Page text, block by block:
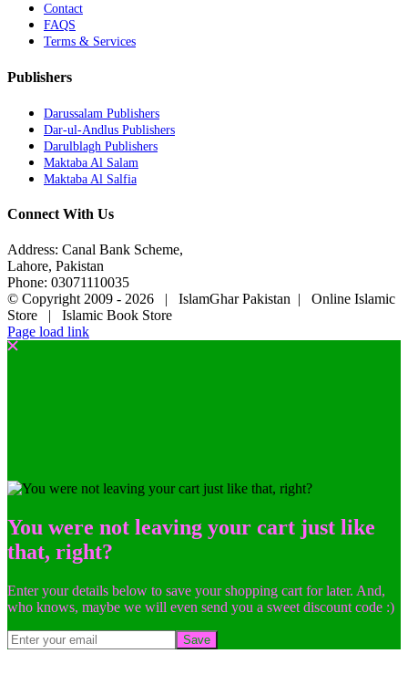
Contact
FAQS
Terms & Services
Publishers
Darussalam Publishers
Dar-ul-Andlus Publishers
Darulblagh Publishers
Maktaba Al Salam
Maktaba Al Salfia
Connect With Us
Address: Canal Bank Scheme,
Lahore, Pakistan
Phone: 03071110035
© Copyright 2009 - 2026 | IslamGhar Pakistan | Online Islamic
Store | Islamic Book Store
Page load link
You were not leaving your cart just like
that, right?
Enter your details below to save your shopping cart for later. And,
who knows, maybe we will even send you a sweet discount code :)
Save